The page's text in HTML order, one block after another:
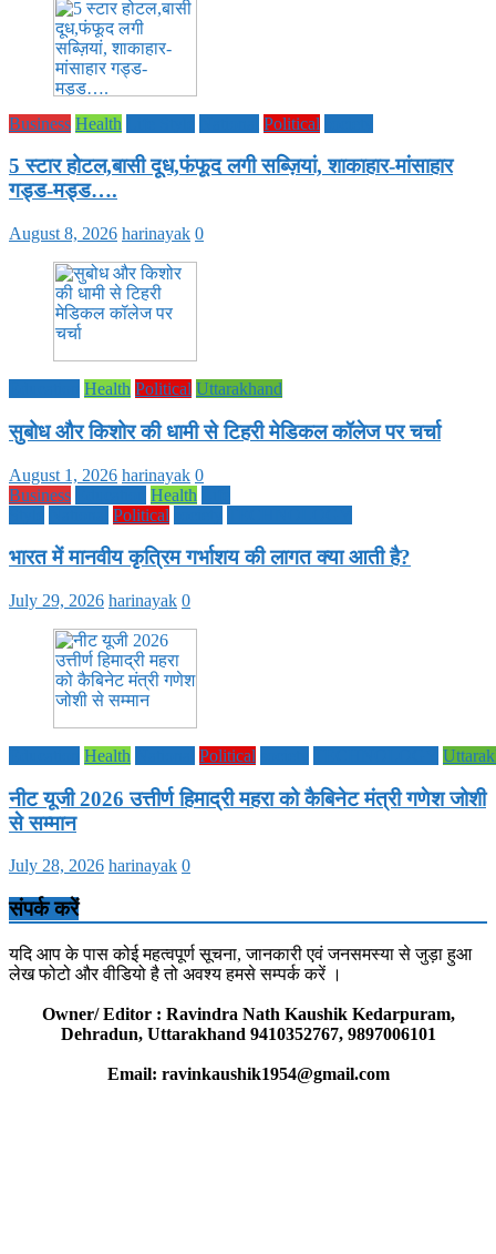
Business Health Political
5 स्टार होटल,बासी दूध,फंफूद लगी सब्ज़ियां, शाकाहार-मांसाहार
गड्ड-मड्ड….
August 8, 2026 harinayak 0
Health Political Uttarakhand
सुबोध और किशोर की धामी से टिहरी मेडिकल कॉलेज पर चर्चा
August 1, 2026 harinayak 0
Business
Health
Political
भारत में मानवीय कृत्रिम गर्भाशय की लागत क्या आती है?
July 29, 2026 harinayak 0
Health Political
नीट यूजी 2026 उत्तीर्ण हिमाद्री महरा को कैबिनेट मंत्री गणेश जोशी
से सम्मान
July 28, 2026 harinayak 0
संपर्क करें
यदि आप के पास कोई महत्वपूर्ण सूचना, जानकारी एवं जनसमस्या से जुड़ा हुआ
लेख फोटो और वीडियो है तो अवश्य हमसे सम्पर्क करें ।
Owner/ Editor : Ravindra Nath Kaushik Kedarpuram,
Dehradun, Uttarakhand 9410352767, 9897006101
Email: ravinkaushik1954@gmail.com